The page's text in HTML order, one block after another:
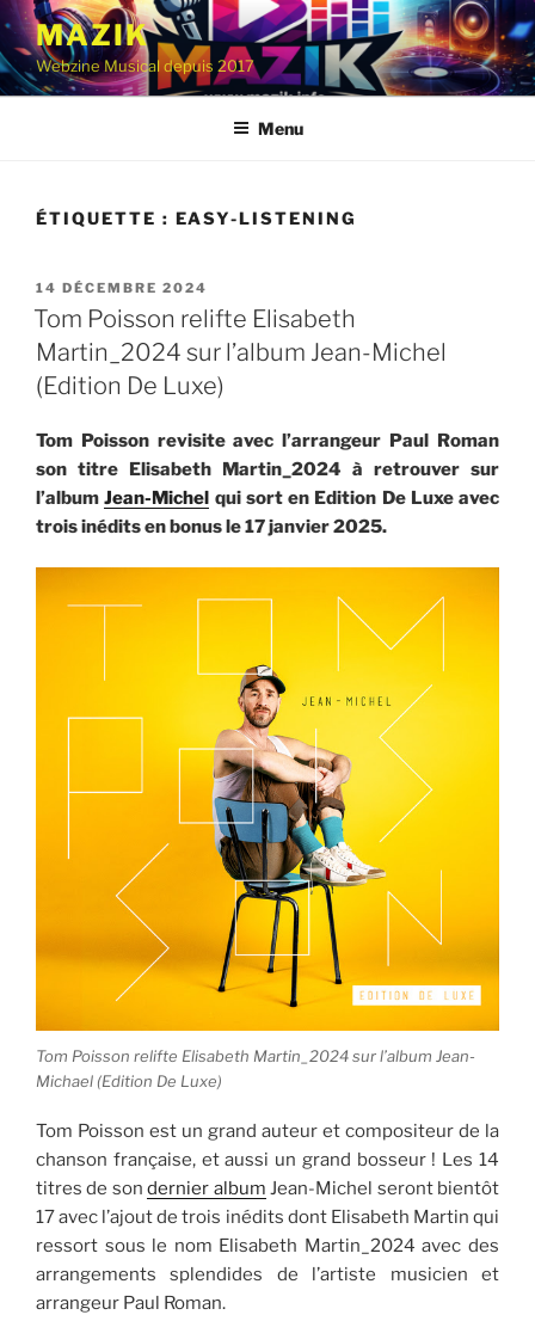
Aller
contenu
principal
MAZIK
Webzine Musical depuis 2017
Menu
ÉTIQUETTE : EASY-LISTENING
PUBLIÉ
LE
14 DÉCEMBRE 2024
Tom Poisson relifte Elisabeth
Martin_2024 sur l’album Jean-Michel
(Edition De Luxe)
Tom Poisson revisite avec l’arrangeur Paul Roman
son titre Elisabeth Martin_2024 à retrouver sur
l’albumJean-Michel qui sort en Edition De Luxe avec
trois inédits en bonus le 17 janvier 2025.
Tom Poisson relifte Elisabeth Martin_2024 sur l’album Jean-
Michael (Edition De Luxe)
Tom Poisson est un grand auteur et compositeur de la
chanson française, et aussi un grand bosseur ! Les 14
titres de sondernier album Jean-Michel seront bientôt
17 avec l’ajout de trois inédits dont Elisabeth Martin qui
ressort sous le nom Elisabeth Martin_2024 avec des
arrangements splendides de l’artiste musicien et
arrangeur Paul Roman.